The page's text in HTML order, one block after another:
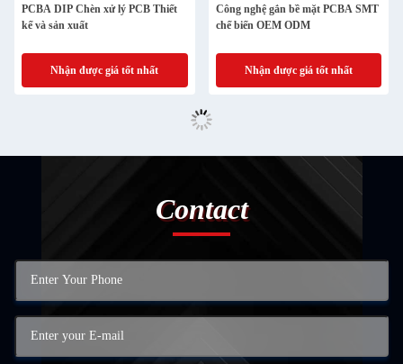
PCBA DIP Chèn xử lý PCB Thiết
kế và sản xuất
Nhận được giá tốt nhất
Công nghệ gắn bề mặt PCBA SMT
chế biến OEM ODM
Nhận được giá tốt nhất
Contact